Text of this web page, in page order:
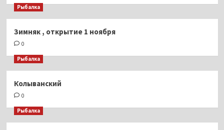
Рыбалка
Зимняк , открытие 1 ноября
0
Рыбалка
Колыванский
0
Рыбалка